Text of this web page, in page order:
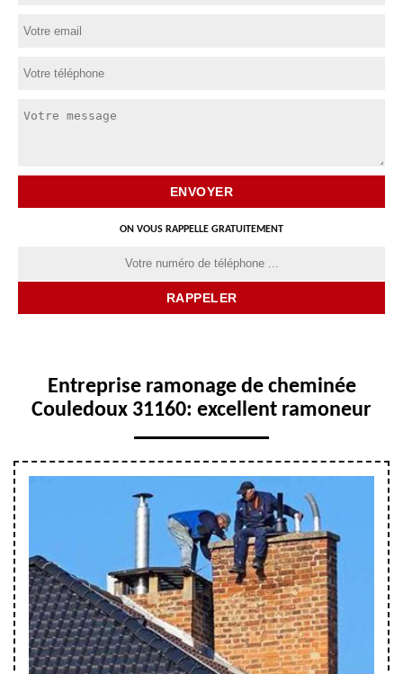
ON VOUS RAPPELLE GRATUITEMENT
Entreprise ramonage de cheminée
Couledoux 31160: excellent ramoneur